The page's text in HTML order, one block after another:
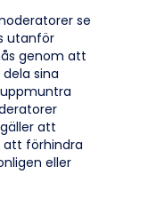
se
utanför
genom att
sina
att
förhindra
eller